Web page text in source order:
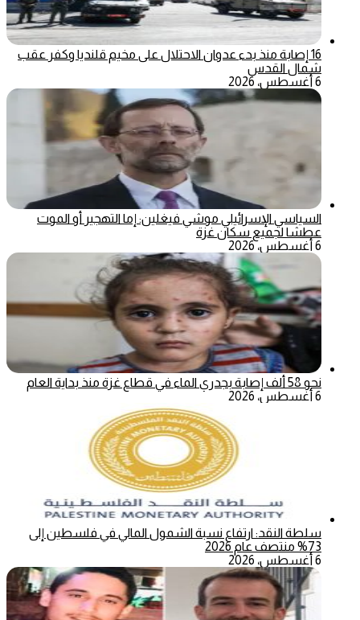
16 إصابة منذ بدء عدوان الاحتلال على مخيم قلنديا وكفر عقب
شمال القدس
6 أغسطس، 2026
السياسي الإسرائيلي موشي فيغلين: إما التهجير أو الموت
عطشا لجميع سكان غزة
6 أغسطس، 2026
نحو 58 ألف إصابة بجدري الماء في قطاع غزة منذ بداية العام
6 أغسطس، 2026
سلطة النقد: ارتفاع نسبة الشمول المالي في فلسطين إلى
73% منتصف عام 2026
6 أغسطس، 2026